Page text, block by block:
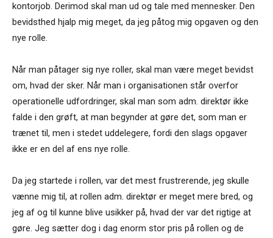
kontorjob. Derimod skal man ud og tale med mennesker. Den
bevidsthed hjalp mig meget, da jeg påtog mig opgaven og den
nye rolle.
Når man påtager sig nye roller, skal man være meget bevidst
om, hvad der sker. Når man i organisationen står overfor
operationelle udfordringer, skal man som adm. direktør ikke
falde i den grøft, at man begynder at gøre det, som man er
trænet til, men i stedet uddelegere, fordi den slags opgaver
ikke er en del af ens nye rolle.
Da jeg startede i rollen, var det mest frustrerende, jeg skulle
vænne mig til, at rollen adm. direktør er meget mere bred, og
jeg af og til kunne blive usikker på, hvad der var det rigtige at
gøre. Jeg sætter dog i dag enorm stor pris på rollen og de